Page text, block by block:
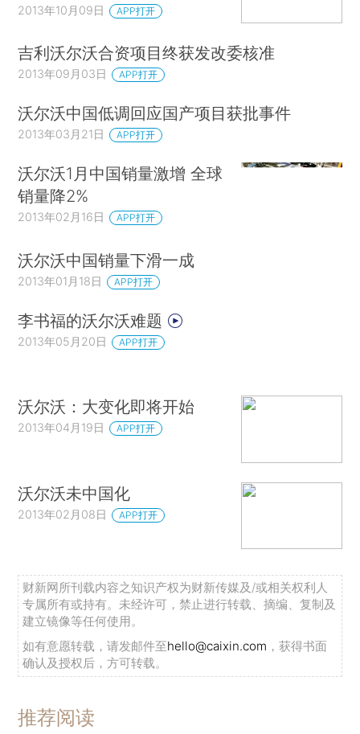
2013年10月09日 APP打开
吉利沃尔沃合资项目终获发改委核准
2013年09月03日 APP打开
沃尔沃中国低调回应国产项目获批事件
2013年03月21日 APP打开
沃尔沃1月中国销量激增 全球
销量降2%
2013年02月16日 APP打开
沃尔沃中国销量下滑一成
2013年01月18日 APP打开
李书福的沃尔沃难题
2013年05月20日 APP打开
沃尔沃：大变化即将开始
2013年04月19日 APP打开
沃尔沃未中国化
2013年02月08日 APP打开
财新网所刊载内容之知识产权为财新传媒及/或相关权利人
专属所有或持有。未经许可，禁止进行转载、摘编、复制及
建立镜像等任何使用。
如有意愿转载，请发邮件至hello@caixin.com ，获得书面
确认及授权后，方可转载。
推荐阅读